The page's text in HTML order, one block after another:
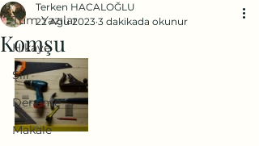
Tüm Yazılar
Hikaye
Şiir
Deneme
Makale
Komşu
Terken HACALOĞLU
22 Ağu 2023 3 dakikada okunur